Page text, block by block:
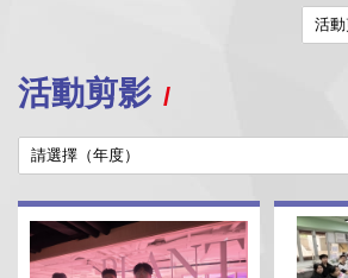
活動剪影